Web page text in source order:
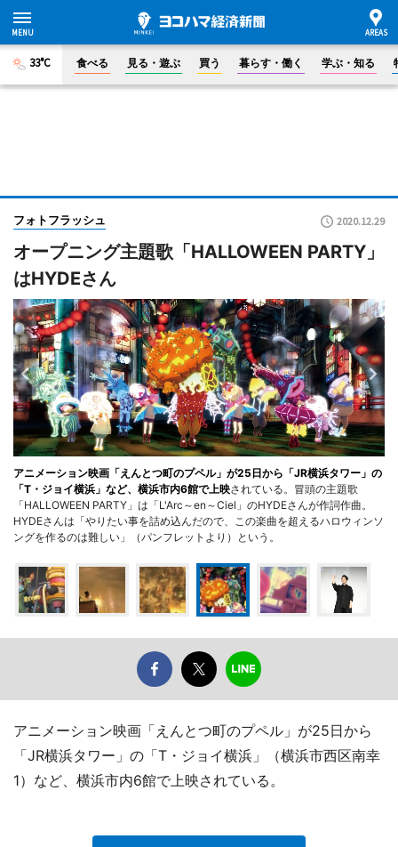
33°C 食べる 見る・遊ぶ 買う 暮らす・働く 学ぶ・知る
フォトフラッシュ 2020.12.29
オープニング主題歌「HALLOWEEN PARTY」
はHYDEさん
アニメーション映画「えんとつ町のプペル」が25日から「JR横浜タワー」の
「T・ジョイ横浜」など、横浜市内6館で上映されている。冒頭の主題歌
「HALLOWEEN PARTY」は「L'Arc～en～Ciel」のHYDEさんが作詞作曲。
HYDEさんは「やりたい事を詰め込んだので、この楽曲を超えるハロウィンソ
ングを作るのは難しい」（パンフレットより）という。
アニメーション映画「えんとつ町のプペル」が25日から
「JR横浜タワー」の「T・ジョイ横浜」（横浜市西区南幸
1）など、横浜市内6館で上映されている。